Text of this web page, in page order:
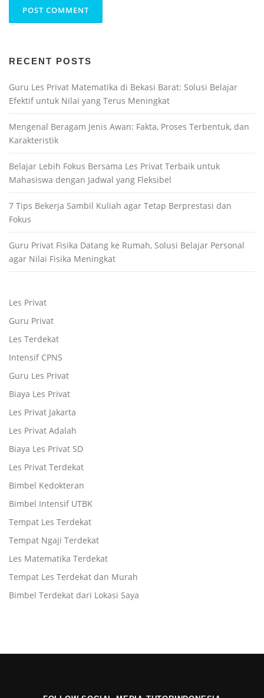
RECENT POSTS
Guru Les Privat Matematika di Bekasi Barat: Solusi Belajar
Efektif untuk Nilai yang Terus Meningkat
Mengenal Beragam Jenis Awan: Fakta, Proses Terbentuk, dan
Karakteristik
Belajar Lebih Fokus Bersama Les Privat Terbaik untuk
Mahasiswa dengan Jadwal yang Fleksibel
7 Tips Bekerja Sambil Kuliah agar Tetap Berprestasi dan
Fokus
Guru Privat Fisika Datang ke Rumah, Solusi Belajar Personal
agar Nilai Fisika Meningkat
Les Privat
Guru Privat
Les Terdekat
Intensif CPNS
Guru Les Privat
Biaya Les Privat
Les Privat Jakarta
Les Privat Adalah
Biaya Les Privat SD
Les Privat Terdekat
Bimbel Kedokteran
Bimbel Intensif UTBK
Tempat Les Terdekat
Tempat Ngaji Terdekat
Les Matematika Terdekat
Tempat Les Terdekat dan Murah
Bimbel Terdekat dari Lokasi Saya